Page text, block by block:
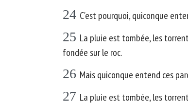
24 C'est pourquoi, quiconque
25 La pluie est tombée, les
fondée sur le roc.
26 Mais quiconque entend ces
27 La pluie est tombée, les